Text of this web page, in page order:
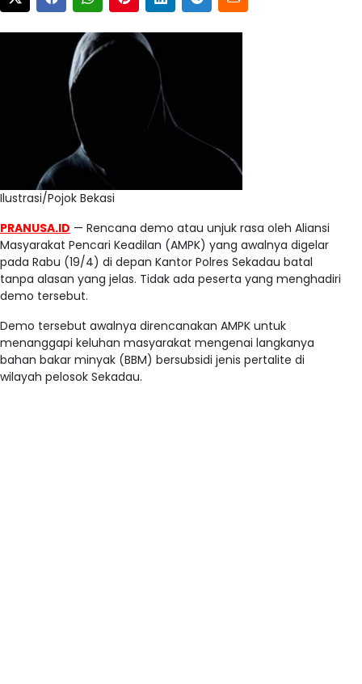
Ilustrasi/Pojok Bekasi
PRANUSA.ID — Rencana demo atau unjuk rasa oleh Aliansi
Masyarakat Pencari Keadilan (AMPK) yang awalnya digelar
pada Rabu (19/4) di depan Kantor Polres Sekadau batal
tanpa alasan yang jelas. Tidak ada peserta yang menghadiri
demo tersebut.
Demo tersebut awalnya direncanakan AMPK untuk
menanggapi keluhan masyarakat mengenai langkanya
bahan bakar minyak (BBM) bersubsidi jenis pertalite di
wilayah pelosok Sekadau.